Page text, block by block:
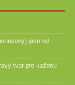
jako od
tvar pro každou